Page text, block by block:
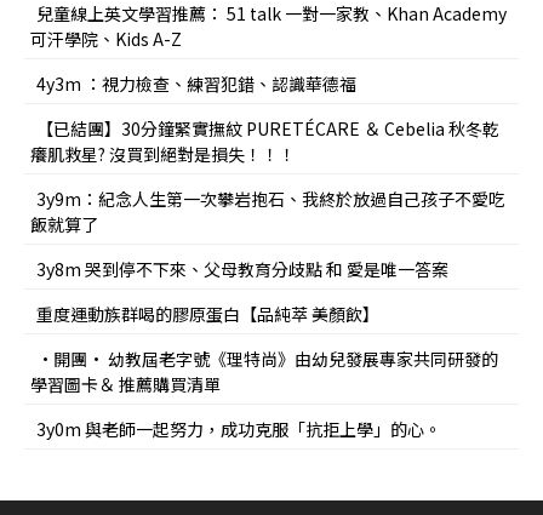
兒童線上英文學習推薦： 51 talk 一對一家教、Khan Academy
可汗學院、Kids A-Z
4y3m ：視力檢查、練習犯錯、認識華德福
【已結團】30分鐘緊實撫紋 PURETÉCARE ＆ Cebelia 秋冬乾
癢肌救星? 沒買到絕對是損失！！！
3y9m：紀念人生第一次攀岩抱石、我終於放過自己孩子不愛吃
飯就算了
3y8m 哭到停不下來、父母教育分歧點 和 愛是唯一答案
重度運動族群喝的膠原蛋白【品純萃 美顏飲】
•開團• 幼教屆老字號《理特尚》由幼兒發展專家共同研發的
學習圖卡＆ 推薦購買清單
3y0m 與老師一起努力，成功克服「抗拒上學」的心。